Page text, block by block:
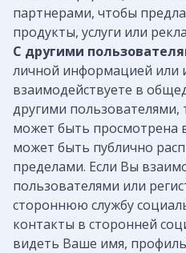
партнерами, чтобы
продукты, услуги или
С другими
личной информацией или
взаимодействуете в
другими пользователями,
может быть просмотрена
может быть публично
пределами. Если Вы
пользователями или
стороннюю службу
контакты в сторонней
видеть Ваше имя,